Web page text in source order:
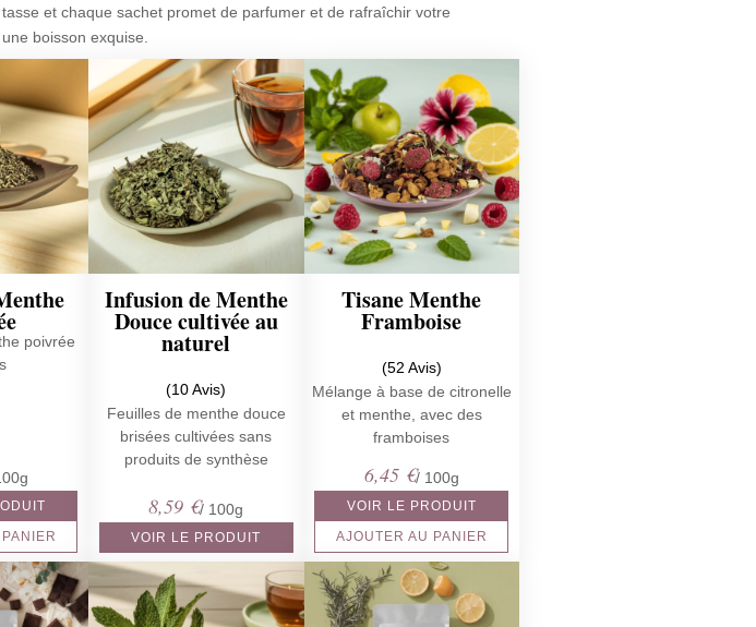
et chaque sachet promet de parfumer et de rafraîchir votre
boisson exquise.
poivrée
Infusion de Menthe
Douce cultivée au
naturel
(10 Avis)
Feuilles de menthe douce
brisées cultivées sans
produits de synthèse
8,59 €/ 100g
VOIR LE PRODUIT
Tisane Menthe
Framboise
(52 Avis)
Mélange à base de citronelle
et menthe, avec des
framboises
6,45 €/ 100g
VOIR LE PRODUIT
AJOUTER AU PANIER